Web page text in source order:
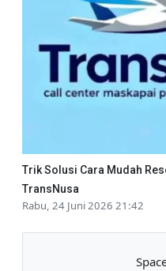
Trik Solusi Cara Mudah
TransNusa
Rabu, 24 Juni 2026 21:42